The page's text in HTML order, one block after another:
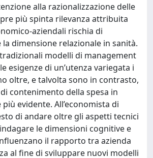
alla razionalizzazione delle
più spinta rilevanza attribuita
aziendali rischia di
dimensione relazionale in sanità.
tradizionali modelli di management
esigenze di un’utenza variegata i
oltre, e talvolta sono in contrasto,
contenimento della spesa in
evidente. All’economista di
di andare oltre gli aspetti tecnici
le dimensioni cognitive e
il rapporto tra azienda
al fine di sviluppare nuovi modelli